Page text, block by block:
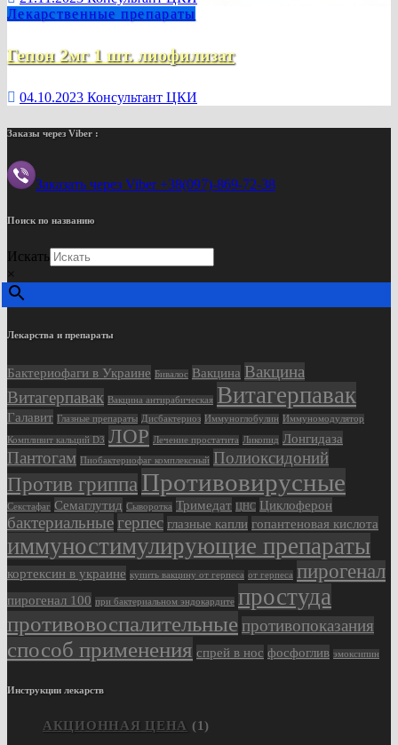
Лекарственные препараты
Гепон 2мг 1 шт. лиофилизат
04.10.2023 Консультант ЦКИ
Заказы через Viber :
Заказать через Viber +38(097)-869-72-38
Поиск по названию
Искать
×
Лекарства и препараты
Бактериофаги в Украине Бивалос Вакцина Вакцина
Витагерпавак Вакцина антирабическая Витагерпавак
Галавит Глазные препараты Дисбактериоз Иммуноглобулин Иммуномодулятор
Компливит кальций D3 ЛОР Лечение простатита Ликопид Лонгидаза
Пантогам Пиобактериофаг комплексный Полиоксидоний
Против гриппа Противовирусные
Секстафаг Семаглутид Сыворотка Тримедат ЦНС Циклоферон
бактериальныегерпес глазные капли гопантеновая кислота
иммуностимулирующие препараты
кортексин в украине купить вакцину от герпеса от герпеса пирогенал
пирогенал 100 при бактериальном эндокардите простуда
противовоспалительные противопоказания
способ применения спрей в нос фосфоглив эмоксипин
Инструкции лекарств
АКЦИОННАЯ ЦЕНА (1)